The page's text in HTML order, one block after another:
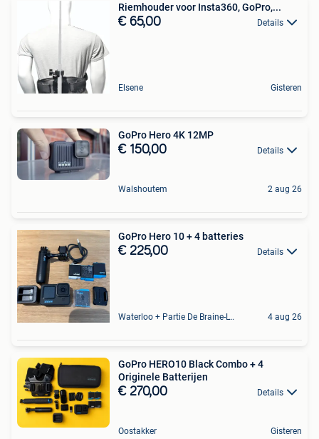
Riemhouder voor Insta360, GoPro,...
€ 65,00 Details
Elsene Gisteren
GoPro Hero 4K 12MP
€ 150,00 Details
Walshoutem 2 aug 26
GoPro Hero 10 + 4 batteries
€ 225,00 Details
Waterloo + Partie De Braine-L'Alleud, De Ohain 4 aug 26
GoPro HERO10 Black Combo + 4
Originele Batterijen
€ 270,00 Details
Oostakker Gisteren